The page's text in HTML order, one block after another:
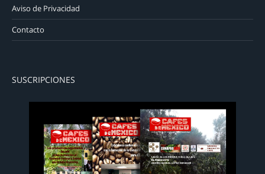
Aviso de Privacidad
Contacto
SUSCRIPCIONES